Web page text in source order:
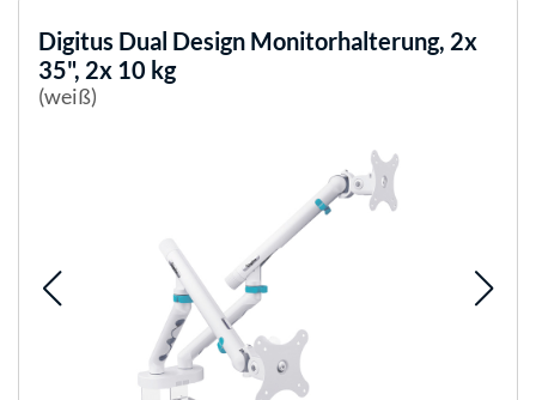
Digitus Dual Design Monitorhalterung, 2x
35", 2x 10 kg
(weiß)